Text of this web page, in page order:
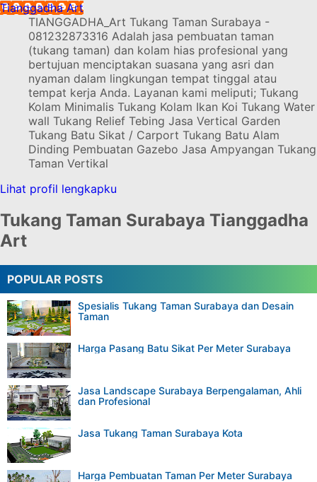
Tianggadha Art
TIANGGADHA_Art Tukang Taman Surabaya -
081232873316 Adalah jasa pembuatan taman
(tukang taman) dan kolam hias profesional yang
bertujuan menciptakan suasana yang asri dan
nyaman dalam lingkungan tempat tinggal atau
tempat kerja Anda. Layanan kami meliputi; Tukang
Kolam Minimalis Tukang Kolam Ikan Koi Tukang Water
wall Tukang Relief Tebing Jasa Vertical Garden
Tukang Batu Sikat / Carport Tukang Batu Alam
Dinding Pembuatan Gazebo Jasa Ampyangan Tukang
Taman Vertikal
Lihat profil lengkapku
Tukang Taman Surabaya Tianggadha
Art
POPULAR POSTS
Spesialis Tukang Taman Surabaya dan Desain
Taman
Harga Pasang Batu Sikat Per Meter Surabaya
Jasa Landscape Surabaya Berpengalaman, Ahli
dan Profesional
Jasa Tukang Taman Surabaya Kota
Harga Pembuatan Taman Per Meter Surabaya